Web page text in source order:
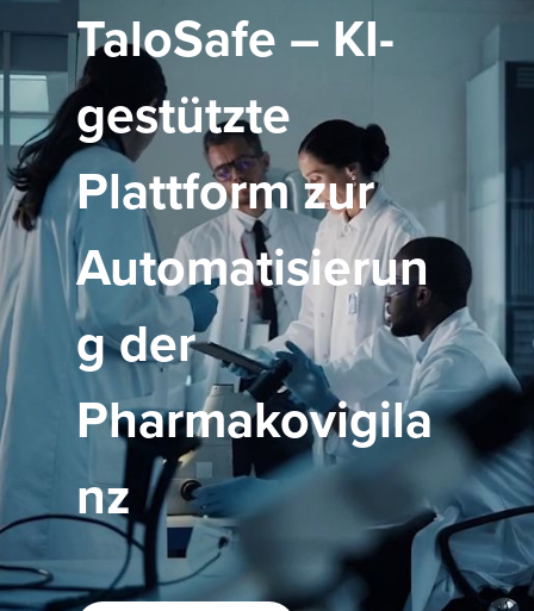
TaloSafe – KI-
gestützte
Plattform zur
Automatisierun
g der
Pharmakovigila
nz